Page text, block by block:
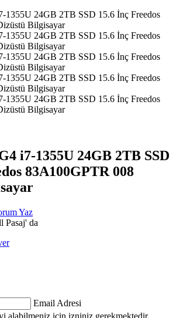
i7-1355U 24GB 2TB SSD
83A100GPTR 008
Yaz
Pasaj' da
Email Adresi
alabilmeniz için izniniz gerekmektedir.